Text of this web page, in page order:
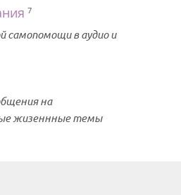
7
самопомощи в аудио и
на
жизеннные темы